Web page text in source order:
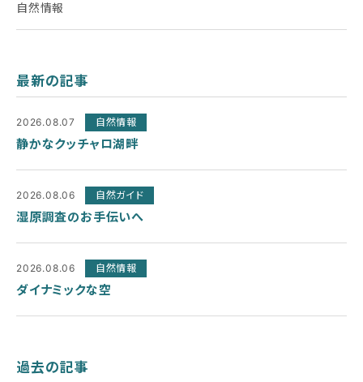
自然情報
最新の記事
2026.08.07 自然情報
静かなクッチャロ湖畔
2026.08.06 自然ガイド
湿原調査のお手伝いへ
2026.08.06 自然情報
ダイナミックな空
過去の記事